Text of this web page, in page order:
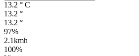
13.2 ° C
13.2 °
13.2 °
97%
2.1kmh
100%